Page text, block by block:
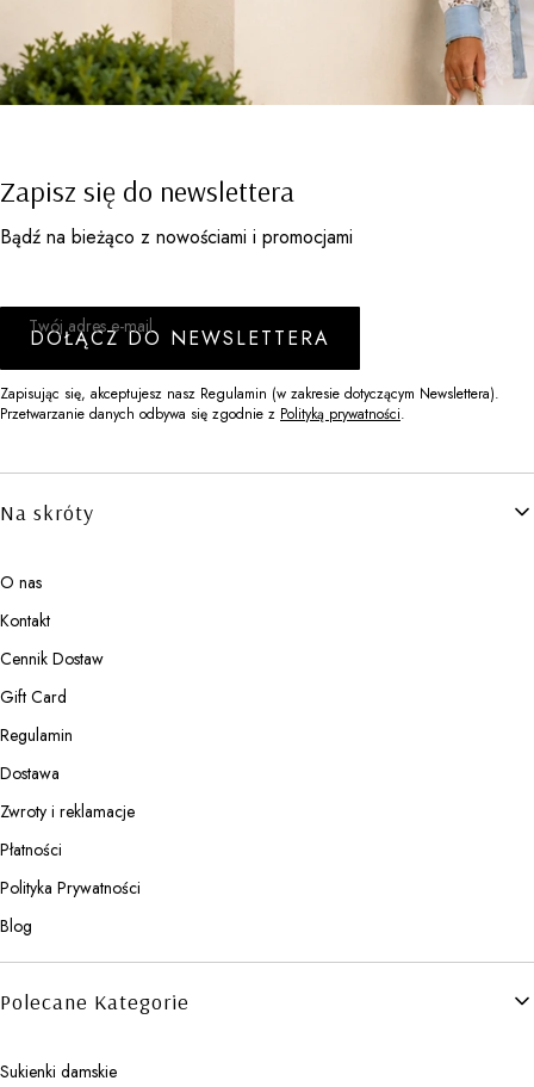
Zapisz się do newslettera
Bądź na bieżąco z nowościami i promocjami
Twój adres e-mail
DOŁĄCZ DO NEWSLETTERA
Zapisując się, akceptujesz nasz Regulamin (w zakresie dotyczącym Newslettera).
Przetwarzanie danych odbywa się zgodnie z Polityką prywatności.
Linki w stopce
Na skróty
O nas
Kontakt
Cennik Dostaw
Gift Card
Regulamin
Dostawa
Zwroty i reklamacje
Płatności
Polityka Prywatności
Blog
Polecane Kategorie
Sukienki damskie